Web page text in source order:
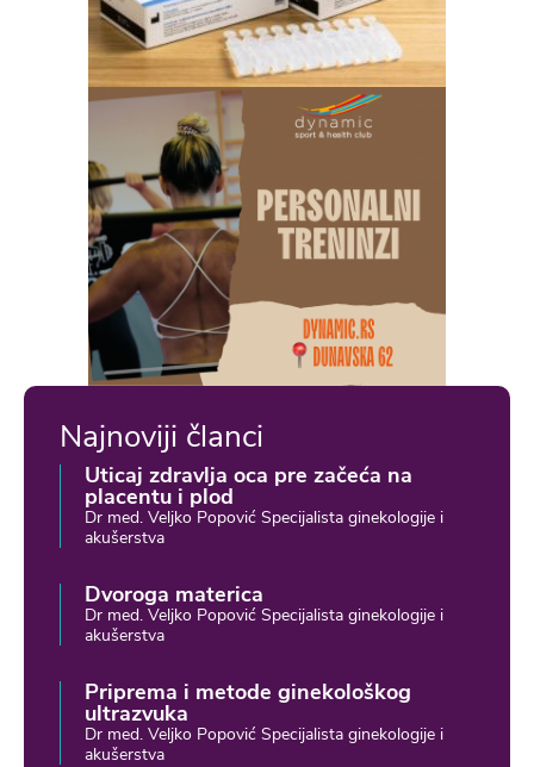
Najnoviji članci
Uticaj zdravlja oca pre začeća na
placentu i plod
Dr med. Veljko Popović Specijalista ginekologije i
akušerstva
Dvoroga materica
Dr med. Veljko Popović Specijalista ginekologije i
akušerstva
Priprema i metode ginekološkog
ultrazvuka
Dr med. Veljko Popović Specijalista ginekologije i
akušerstva